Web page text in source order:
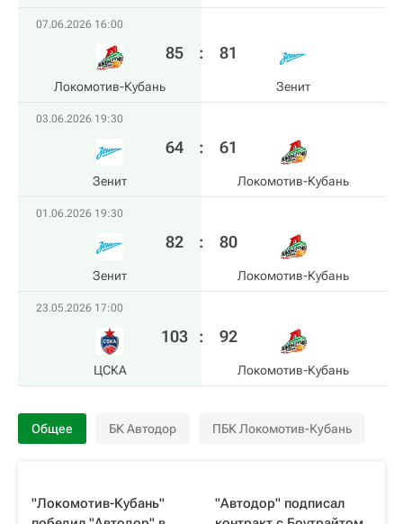
07.06.2026 16:00
Локомотив-Кубань
85 : 81
Зенит
03.06.2026 19:30
Зенит
64 : 61
Локомотив-Кубань
01.06.2026 19:30
Зенит
82 : 80
Локомотив-Кубань
23.05.2026 17:00
ЦСКА
103 : 92
Локомотив-Кубань
Общее БК Автодор ПБК Локомотив-Кубань
"Локомотив-Кубань"
"Автодор" подписал